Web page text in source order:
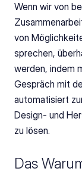
Wenn wir von
von
sprechen,
werden, indem
Gespräch mit
automatisiert
Design- und
zu lösen.
Das